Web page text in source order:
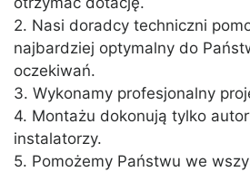
2. Nasi doradcy techniczni
najbardziej optymalny do
oczekiwań.
3. Wykonamy profesjonalny
4. Montażu dokonują tylko
instalatorzy.
5. Pomożemy Państwu we